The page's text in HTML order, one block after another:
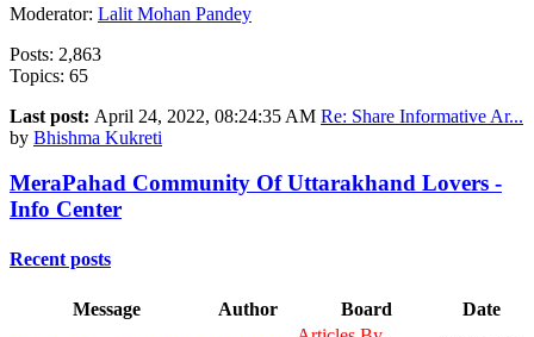
Moderator: Lalit Mohan Pandey
Posts: 2,863
Topics: 65
Last post: April 24, 2022, 08:24:35 AM Re: Share Informative Ar...
by Bhishma Kukreti
MeraPahad Community Of Uttarakhand Lovers -
Info Center
Recent posts
Message Author Board Date